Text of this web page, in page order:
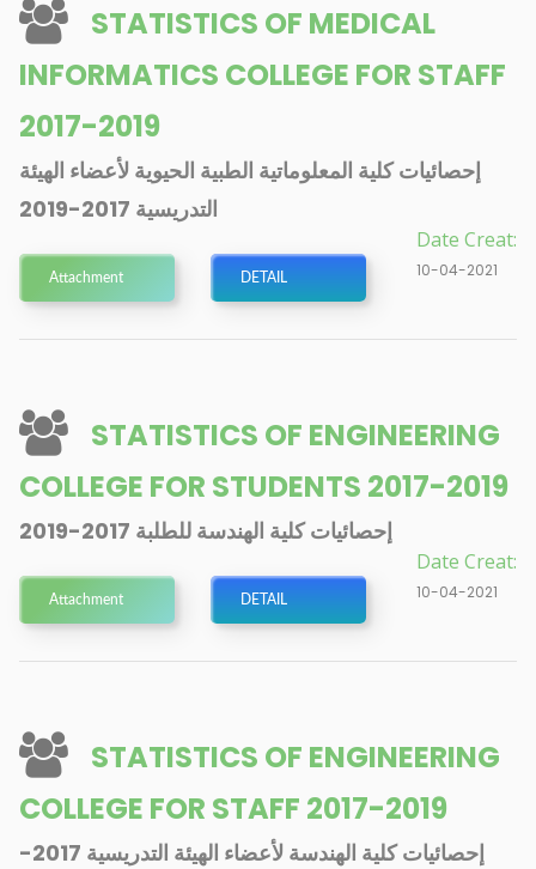
STATISTICS OF MEDICAL
INFORMATICS COLLEGE FOR STAFF
2017-2019
إحصائيات كلية المعلوماتية الطبية الحيوية لأعضاء الهيئة
التدريسية 2017-2019
Date Creat:
10-04-2021
Attachment DETAIL
STATISTICS OF ENGINEERING
COLLEGE FOR STUDENTS 2017-2019
إحصائيات كلية الهندسة للطلبة 2017-2019
Date Creat:
10-04-2021
Attachment DETAIL
STATISTICS OF ENGINEERING
COLLEGE FOR STAFF 2017-2019
إحصائيات كلية الهندسة لأعضاء الهيئة التدريسية 2017-